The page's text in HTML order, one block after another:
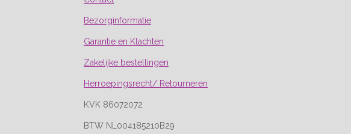
Bezorginformatie
Garantie en Klachten
Zakelijke bestellingen
Herroepingsrecht/ Retourneren
KVK 86072072
BTW NL004185210B29